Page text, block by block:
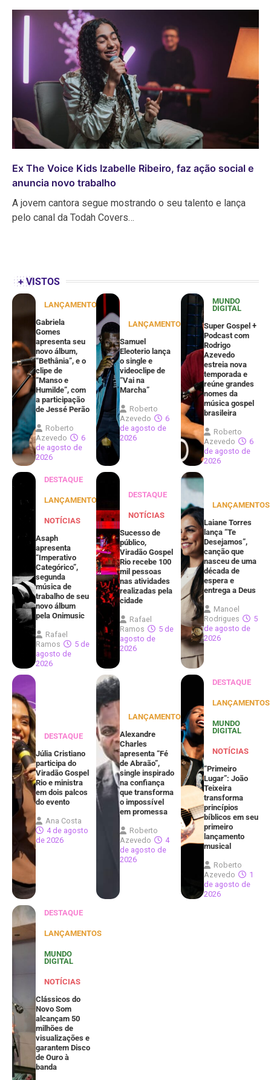
Ex The Voice Kids Izabelle Ribeiro, faz ação social e
anuncia novo trabalho
A jovem cantora segue mostrando o seu talento e lança
pelo canal da Todah Covers…
+ VISTOS
LANÇAMENTOS
Gabriela
Gomes
apresenta seu
novo álbum,
“Bethânia”, e o
clipe de
“Manso e
Humilde”, com
a participação
de Jessé Perão
Roberto
Azevedo
6
de agosto de
2026
LANÇAMENTOS
Samuel
Eleoterio lança
o single e
videoclipe de
“Vai na
Marcha”
Roberto
Azevedo
6
de agosto de
2026
MUNDO
DIGITAL
Super Gospel +
Podcast com
Rodrigo
Azevedo
estreia nova
temporada e
reúne grandes
nomes da
música gospel
brasileira
Roberto
Azevedo
6
de agosto de
2026
DESTAQUE
LANÇAMENTOS
NOTÍCIAS
Asaph
apresenta
“Imperativo
Categórico”,
segunda
música de
trabalho de seu
novo álbum
pela Onimusic
Rafael
Ramos
5 de
agosto de
2026
DESTAQUE
NOTÍCIAS
Sucesso de
público,
Viradão Gospel
Rio recebe 100
mil pessoas
nas atividades
realizadas pela
cidade
Rafael
Ramos
5 de
agosto de
2026
LANÇAMENTOS
Laiane Torres
lança “Te
Desejamos”,
canção que
nasceu de uma
década de
espera e
entrega a Deus
Manoel
Rodrigues
5
de agosto de
2026
DESTAQUE
Júlia Cristiano
participa do
Viradão Gospel
Rio e ministra
em dois palcos
do evento
Ana Costa
4 de agosto
de 2026
LANÇAMENTOS
Alexandre
Charles
apresenta “Fé
de Abraão”,
single inspirado
na confiança
que transforma
o impossível
em promessa
Roberto
Azevedo
4
de agosto de
2026
DESTAQUE
LANÇAMENTOS
MUNDO
DIGITAL
NOTÍCIAS
“Primeiro
Lugar”: João
Teixeira
transforma
princípios
bíblicos em seu
primeiro
lançamento
musical
Roberto
Azevedo
1
de agosto de
2026
DESTAQUE
LANÇAMENTOS
MUNDO
DIGITAL
NOTÍCIAS
Clássicos do
Novo Som
alcançam 50
milhões de
visualizações e
garantem Disco
de Ouro à
banda